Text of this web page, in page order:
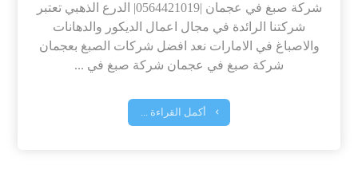
شركة صبغ في عجمان |0564421019| الدرع الذهبي تعتبر
شركتنا الرائدة في مجال اعمال الديكور والدهانات
والاصباغ في الامارات نعد افضل شركات الصبغ بعجمان
شركة صبغ في عجمان شركة صبغ في ...
أكمل القراءة ...